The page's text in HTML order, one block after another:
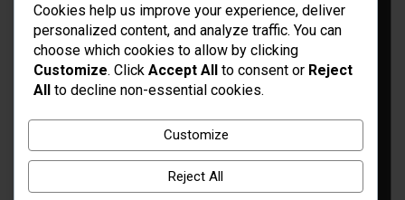
Idées d’aménagement et déco
Choix d'outillage et de matériaux
Cookies help us improve your experience, deliver
personalized content, and analyze traffic. You can
choose which cookies to allow by clicking
Customize. Click Accept All to consent or Reject
All to decline non-essential cookies.
Customize
Reject All